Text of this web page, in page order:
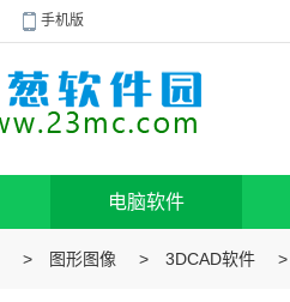
手机版
电脑软件
> 图形图像 > 3DCAD软件